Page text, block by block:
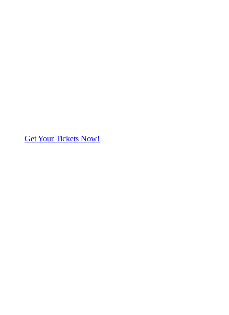
Get Your Tickets Now!